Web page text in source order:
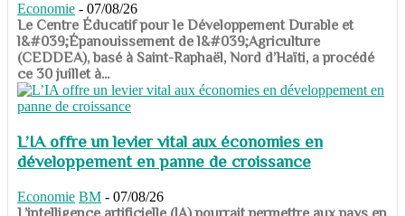
Economie - 07/08/26
​​​​​​​Le Centre Éducatif pour le Développement Durable et
l&#039;Épanouissement de l&#039;Agriculture
(CEDDEA), basé à Saint-Raphaël, Nord d’Haïti, a procédé
ce 30 juillet à...
L’IA offre un levier vital aux économies en
développement en panne de croissance
Economie BM - 07/08/26